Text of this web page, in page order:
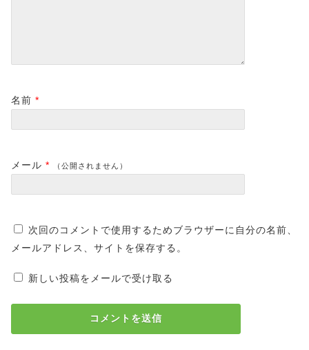
名前 *
メール * （公開されません）
次回のコメントで使用するためブラウザーに自分の名前、
メールアドレス、サイトを保存する。
新しい投稿をメールで受け取る